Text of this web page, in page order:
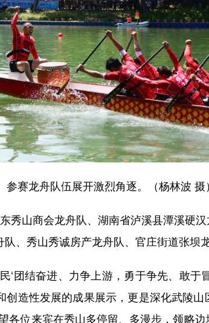
参赛龙舟队伍展开激烈角逐。（杨林波 摄）
山商会龙舟队、湖南省泸溪县潭溪硬
、秀山秀诚房产龙舟队、官庄街道张坝
结奋进、力争上游，勇于争先、敢于
造性发展的成果展示，更是深化武陵
各位来宾在秀山多停留、多漫步，领略